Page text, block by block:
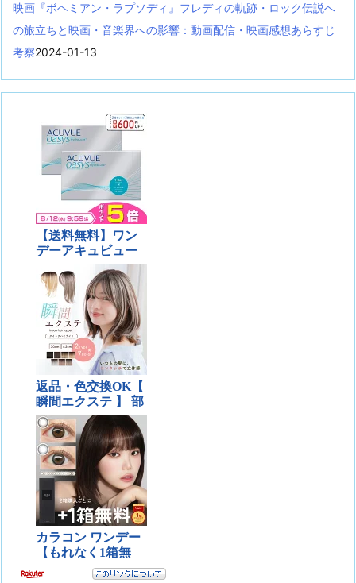
映画『ボヘミアン・ラプソディ』フレディの軌跡・ロック伝説へ
の旅立ちと映画・音楽界への影響：動画配信・映画感想あらすじ
考察2024-01-13